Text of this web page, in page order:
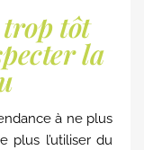
tôt
la
à ne plus
plus l’utiliser du